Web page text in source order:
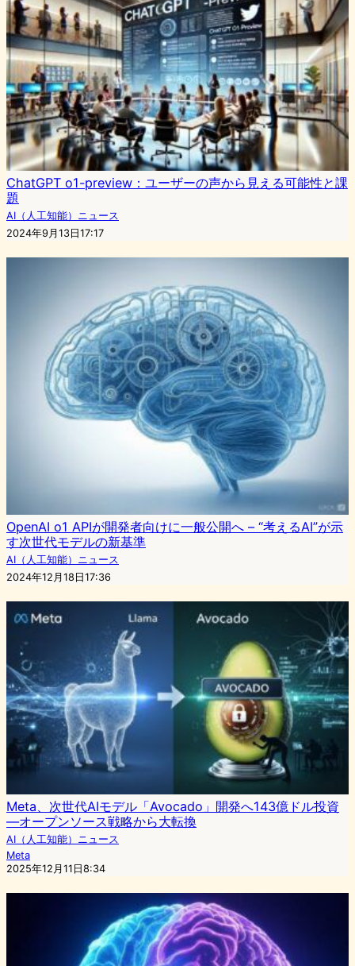
ChatGPT o1-preview：ユーザーの声から見える可能性と課
題
AI（人工知能）ニュース
2024年9月13日17:17
OpenAI o1 APIが開発者向けに一般公開へ – “考えるAI”が示
す次世代モデルの新基準
AI（人工知能）ニュース
2024年12月18日17:36
Meta、次世代AIモデル「Avocado」開発へ143億ドル投資
―オープンソース戦略から大転換
AI（人工知能）ニュース
Meta
2025年12月11日8:34